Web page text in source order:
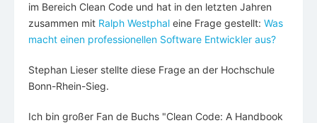
im Bereich Clean Code und hat in den letzten Jahren
zusammen mit Ralph Westphal eine Frage gestellt: Was
macht einen professionellen Software Entwickler aus?
Stephan Lieser stellte diese Frage an der Hochschule
Bonn-Rhein-Sieg.
Ich bin großer Fan de Buchs "Clean Code: A Handbook